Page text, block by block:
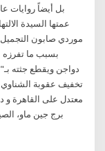
بل أيضاً روايات
عمتها السيدة
موردي صابون
بسبب ما
دواجن ويقطع جثته
تخفيف عقوبة
برج جين ماو،